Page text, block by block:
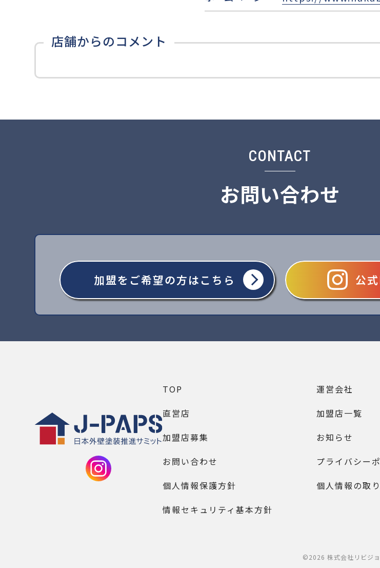
店舗からのコメント
CONTACT
お問い合わせ
加盟をご希望の方はこちら 公
TOP
運営会社
直営店
加盟店一覧
加盟店募集
お知らせ
お問い合わせ
プライバシー
個人情報保護方針
個人情報の取
情報セキュリティ基本方針
©2026 株式会社リビジ